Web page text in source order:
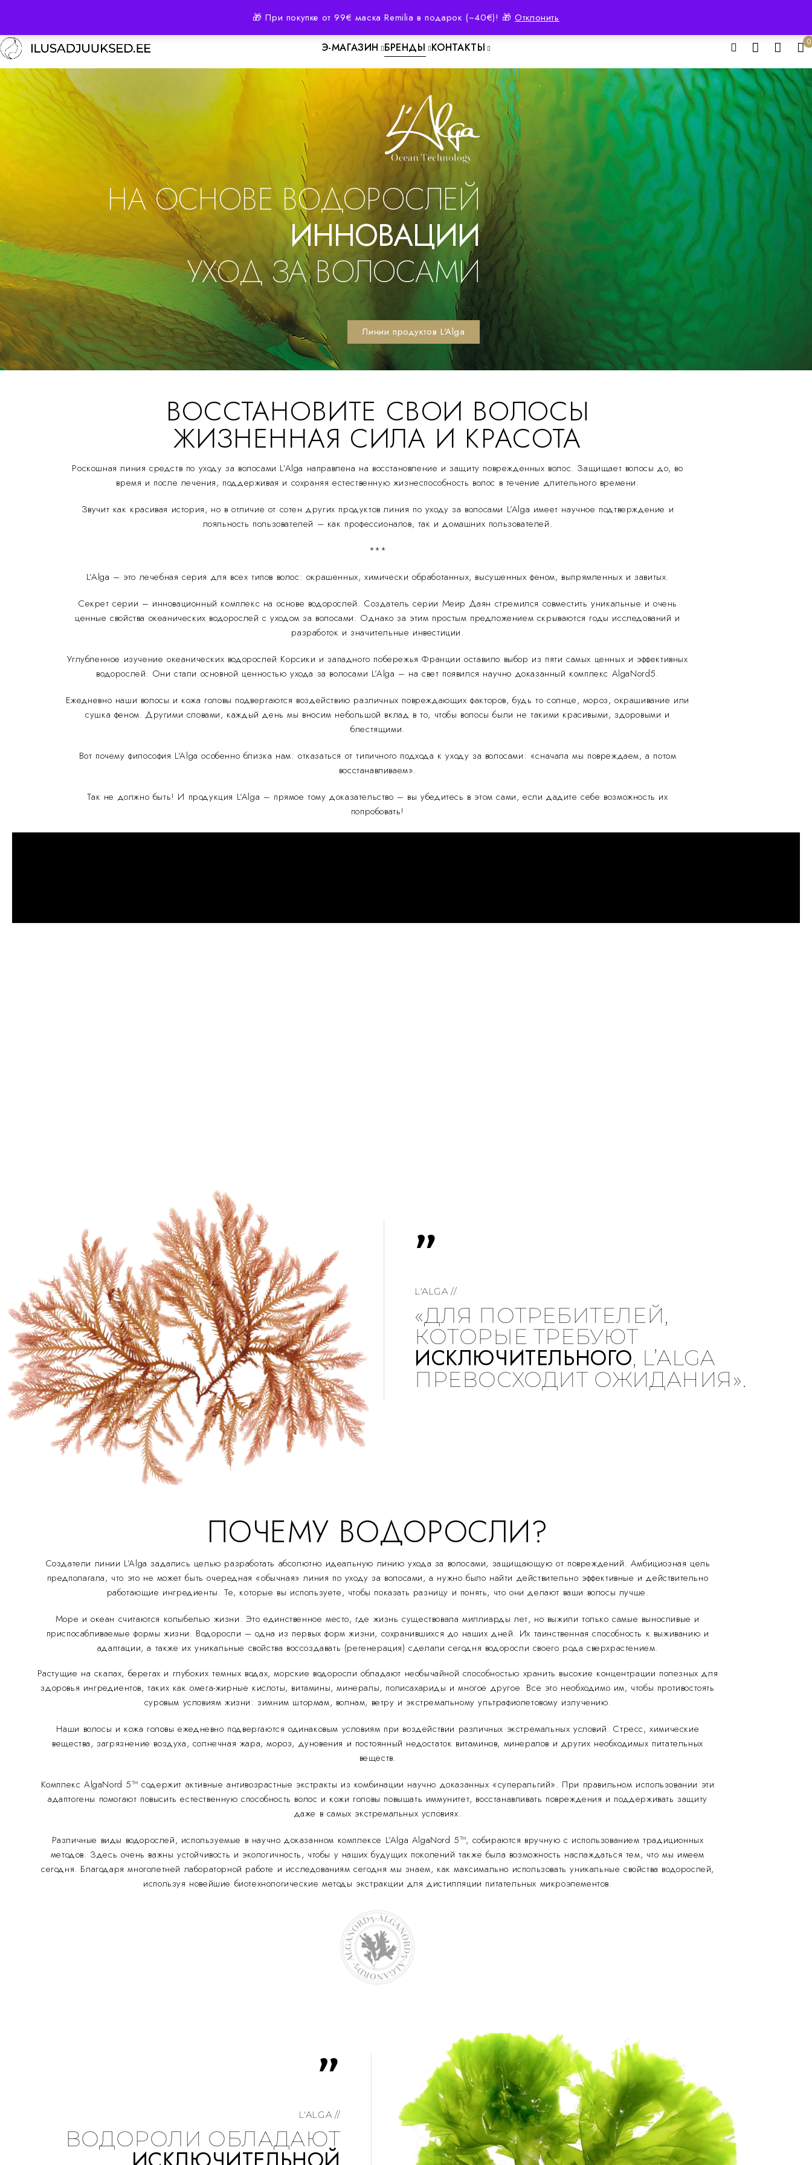
🎁 При покупке от 99€ маска Remilia в подарок (~40€)! 🎁Отклонить
Бесплатная доставка от 59€
Э-МАГАЗИН БРЕНДЫ КОНТАКТЫ 0
НА ОСНОВЕ ВОДОРОСЛЕЙ
ИННОВАЦИИ
УХОД ЗА ВОЛОСАМИ
Линии продуктов L'Alga
ВОССТАНОВИТЕ СВОИ ВОЛОСЫ
ЖИЗНЕННАЯ СИЛА И КРАСОТА
Роскошная линия средств по уходу за волосами L’Alga направлена на восстановление и защиту поврежденных волос. Защищает волосы до, во
время и после лечения, поддерживая и сохраняя естественную жизнеспособность волос в течение длительного времени.
Звучит как красивая история, но в отличие от сотен других продуктов линия по уходу за волосами L’Alga имеет научное подтверждение и
лояльность пользователей – как профессионалов, так и домашних пользователей.
***
L’Alga – это лечебная серия для всех типов волос: окрашенных, химически обработанных, высушенных феном, выпрямленных и завитых.
Секрет серии – инновационный комплекс на основе водорослей. Создатель серии Меир Даян стремился совместить уникальные и очень
ценные свойства океанических водорослей с уходом за волосами. Однако за этим простым предложением скрываются годы исследований и
разработок и значительные инвестиции.
Углубленное изучение океанических водорослей Корсики и западного побережья Франции оставило выбор из пяти самых ценных и эффективных
водорослей. Они стали основной ценностью ухода за волосами L’Alga – на свет появился научно доказанный комплекс AlgaNord5.
Ежедневно наши волосы и кожа головы подвергаются воздействию различных повреждающих факторов, будь то солнце, мороз, окрашивание или
сушка феном. Другими словами, каждый день мы вносим небольшой вклад в то, чтобы волосы были не такими красивыми, здоровыми и
блестящими.
Вот почему философия L’Alga особенно близка нам: отказаться от типичного подхода к уходу за волосами: «сначала мы повреждаем, а потом
восстанавливаем».
Так не должно быть! И продукция L’Alga – прямое тому доказательство – вы убедитесь в этом сами, если дадите себе возможность их
попробовать!
"
L'ALGA //
«ДЛЯ ПОТРЕБИТЕЛЕЙ,
КОТОРЫЕ ТРЕБУЮТ
ИСКЛЮЧИТЕЛЬНОГО, L’ALGA
ПРЕВОСХОДИТ ОЖИДАНИЯ».
ПОЧЕМУ ВОДОРОСЛИ?
Создатели линии L’Alga задались целью разработать абсолютно идеальную линию ухода за волосами, защищающую от повреждений. Амбициозная цель
предполагала, что это не может быть очередная «обычная» линия по уходу за волосами, а нужно было найти действительно эффективные и действительно
работающие ингредиенты. Те, которые вы используете, чтобы показать разницу и понять, что они делают ваши волосы лучше.
Море и океан считаются колыбелью жизни. Это единственное место, где жизнь существовала миллиарды лет, но выжили только самые выносливые и
приспосабливаемые формы жизни. Водоросли – одна из первых форм жизни, сохранившихся до наших дней. Их таинственная способность к выживанию и
адаптации, а также их уникальные свойства воссоздавать (регенерация) сделали сегодня водоросли своего рода сверхрастением.
Растущие на скалах, берегах и глубоких темных водах, морские водоросли обладают необычайной способностью хранить высокие концентрации полезных для
здоровья ингредиентов, таких как омега-жирные кислоты, витамины, минералы, полисахариды и многое другое. Все это необходимо им, чтобы противостоять
суровым условиям жизни: зимним штормам, волнам, ветру и экстремальному ультрафиолетовому излучению.
Наши волосы и кожа головы ежедневно подвергаются одинаковым условиям при воздействии различных экстремальных условий. Стресс, химические
вещества, загрязнение воздуха, солнечная жара, мороз, дуновения и постоянный недостаток витаминов, минералов и других необходимых питательных
веществ.
Комплекс AlgaNord 5™ содержит активные антивозрастные экстракты из комбинации научно доказанных «суперальгий». При правильном использовании эти
адаптогены помогают повысить естественную способность волос и кожи головы повышать иммунитет, восстанавливать повреждения и поддерживать защиту
даже в самых экстремальных условиях.
Различные виды водорослей, используемые в научно доказанном комплексе L’Alga AlgaNord 5™, собираются вручную с использованием традиционных
методов. Здесь очень важны устойчивость и экологичность, чтобы у наших будущих поколений также была возможность наслаждаться тем, что мы имеем
сегодня. Благодаря многолетней лабораторной работе и исследованиям сегодня мы знаем, как максимально использовать уникальные свойства водорослей,
используя новейшие биотехнологические методы экстракции для дистилляции питательных микроэлементов.
"
L'ALGA //
ВОДОРОЛИ ОБЛАДАЮТ